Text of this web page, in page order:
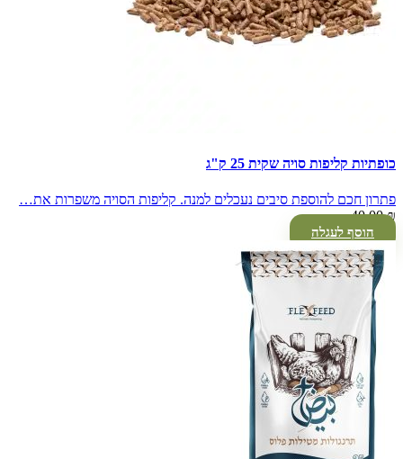
כופתיות קליפות סויה שקית 25 ק"ג
פתרון חכם להוספת סיבים נעכלים למנה. קליפות הסויה משפרות את…
40.00₪
הוסף לעגלה